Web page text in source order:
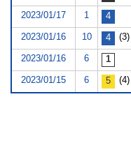
2023/01/17 1
2023/01/16 10 (3)
2023/01/16 6
2023/01/15 6 (4)